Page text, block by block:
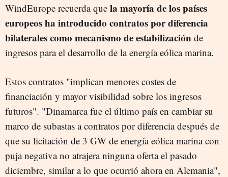
WindEurope recuerda que la mayoría de los países
europeos ha introducido contratos por diferencia
bilaterales como mecanismo de estabilización de
ingresos para el desarrollo de la energía eólica marina.
Estos contratos "implican menores costes de
financiación y mayor visibilidad sobre los ingresos
futuros". "Dinamarca fue el último país en cambiar su
marco de subastas a contratos por diferencia después de
que su licitación de 3 GW de energía eólica marina con
puja negativa no atrajera ninguna oferta el pasado
diciembre, similar a lo que ocurrió ahora en Alemania",